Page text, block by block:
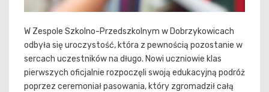
W Zespole Szkolno-Przedszkolnym w Dobrzykowicach
odbyła się uroczystość, która z pewnością pozostanie w
sercach uczestników na długo. Nowi uczniowie klas
pierwszych oficjalnie rozpoczęli swoją edukacyjną podróż
poprzez ceremoniał pasowania, który zgromadził całą